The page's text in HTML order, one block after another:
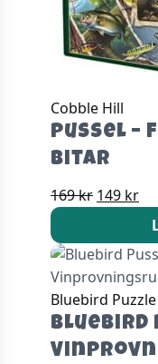
Cobble Hill
Pussel –
bitar
169kr Det
priset
var:
169 kr.
149 krDet
är:
Bluebird Puzzle
Bluebird